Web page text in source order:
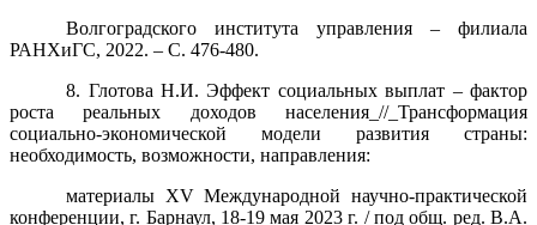
Волгоградского института управления – филиала
РАНХиГС, 2022. – С. 476-480.
8. Глотова Н.И. Эффект социальных выплат – фактор
роста реальных доходов населения_//_Трансформация
социально-экономической модели развития страны:
необходимость, возможности, направления:
материалы XV Международной научно-практической
конференции, г. Барнаул, 18-19 мая 2023 г. / под общ. ред. В.А.